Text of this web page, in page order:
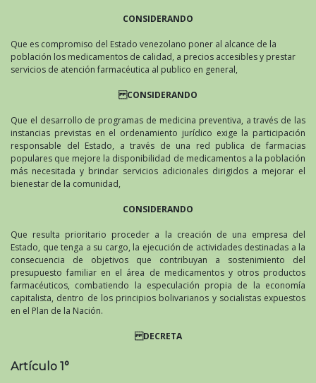
CONSIDERANDO
Que es compromiso del Estado venezolano poner al alcance de la
población los medicamentos de calidad, a precios accesibles y prestar
servicios de atención farmacéutica al publico en general,
CONSIDERANDO
Que el desarrollo de programas de medicina preventiva, a través de las
instancias previstas en el ordenamiento jurídico exige la participación
responsable del Estado, a través de una red publica de farmacias
populares que mejore la disponibilidad de medicamentos a la población
más necesitada y brindar servicios adicionales dirigidos a mejorar el
bienestar de la comunidad,
CONSIDERANDO
Que resulta prioritario proceder a la creación de una empresa del
Estado, que tenga a su cargo, la ejecución de actividades destinadas a la
consecuencia de objetivos que contribuyan a sostenimiento del
presupuesto familiar en el área de medicamentos y otros productos
farmacéuticos, combatiendo la especulación propia de la economía
capitalista, dentro de los principios bolivarianos y socialistas expuestos
en el Plan de la Nación.
DECRETA
Artículo 1°